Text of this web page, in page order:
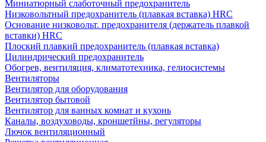
Миниатюрный слаботочный предохранитель
Низковольтный предохранитель (плавкая вставка) HRC
Основание низковольт. предохранителя (держатель плавкой
вставки) HRC
Плоский плавкий предохранитель (плавкая вставка)
Цилиндрический предохранитель
Обогрев, вентиляция, климатотехника, гелиосистемы
Вентиляторы
Вентилятор для оборудования
Вентилятор бытовой
Вентилятор для ванных комнат и кухонь
Каналы, воздуховоды, кроншетйны, регуляторы
Лючок вентиляционный